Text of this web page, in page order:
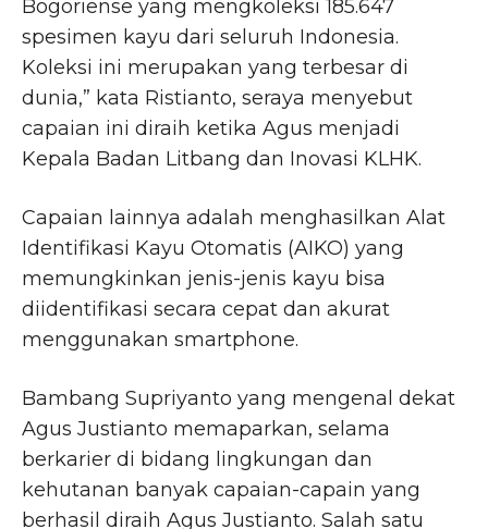
Bogoriense yang mengkoleksi 185.647
spesimen kayu dari seluruh Indonesia.
Koleksi ini merupakan yang terbesar di
dunia,” kata Ristianto, seraya menyebut
capaian ini diraih ketika Agus menjadi
Kepala Badan Litbang dan Inovasi KLHK.
Capaian lainnya adalah menghasilkan Alat
Identifikasi Kayu Otomatis (AIKO) yang
memungkinkan jenis-jenis kayu bisa
diidentifikasi secara cepat dan akurat
menggunakan smartphone.
Bambang Supriyanto yang mengenal dekat
Agus Justianto memaparkan, selama
berkarier di bidang lingkungan dan
kehutanan banyak capaian-capain yang
berhasil diraih Agus Justianto. Salah satu